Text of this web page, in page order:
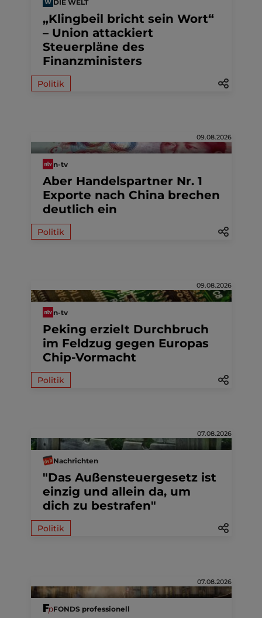
DIE WELT
„Klingbeil bricht sein Wort“
– Union attackiert
Steuerpläne des
Finanzministers
Politik
09.08.2026
n-tv
Aber Handelspartner Nr. 1
Exporte nach China brechen
deutlich ein
Politik
09.08.2026
n-tv
Peking erzielt Durchbruch
im Feldzug gegen Europas
Chip-Vormacht
Politik
07.08.2026
Nachrichten
"Das Außensteuergesetz ist
einzig und allein da, um
dich zu bestrafen"
Politik
07.08.2026
FONDS professionell